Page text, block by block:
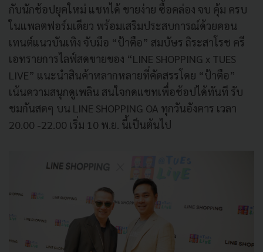
กับนักช้อปยุคใหม่ แชทได้ ขายง่าย ซื้อคล่อง จบ คุ้ม ครบ
ในแพลตฟอร์มเดียว พร้อมเสริมประสบการณ์ด้วยคอน
เทนต์แนวบันเทิง จับมือ “ป้าตือ” สมบัษร ถิระสาโรช ครี
เอทรายการไลฟ์สดขายของ “LINE SHOPPING x TUES
LIVE” แนะนำสินค้าหลากหลายที่คัดสรรโดย “ป้าตือ”
เน้นความสนุกดูเพลิน สนใจกดแชทเพื่อช้อปได้ทันที รับ
ชมกันสดๆ บน LINE SHOPPING OA ทุกวันอังคาร เวลา
20.00 -22.00 เริ่ม 10 พ.ย. นี้เป็นต้นไป